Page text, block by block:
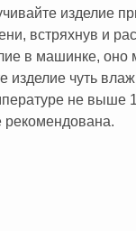
изделие
встряхнув и
в машинке, оно
изделие чуть
не выше
рекомендована.